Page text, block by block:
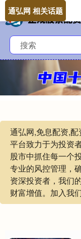
通弘网,免息配资,
平台致力于为投资
股市中抓住每一个
专业的风控管理，
资深投资者，我们
财富增值。加入我
通弘网 相关话题